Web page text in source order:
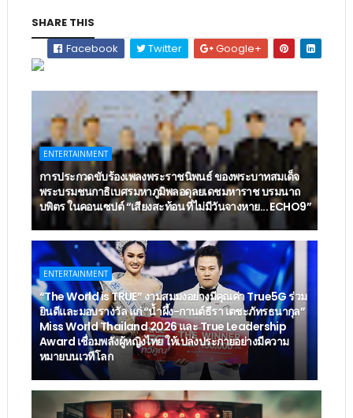
SHARE THIS
Facebook
Twitter Google+
ENTERTAINMENT
การประกวดขับร้องเพลงพระราชนิพนธ์ ของพระบาทสมเด็จ
พระบรมชนกาธิเบศรมหาภูมิพลอดุลยเดชมหาราช บรมนาถ
บพิตร ในคอนเซปต์ “เสียงสะท้อน ที่ไม่มีวันจางหาย... ECHO9”
ENTERTAINMENT
“The World is TRUE” งามสมมงอย่างมีคุณค่า True5G ร่วม
ยินดีและมอบรางวัล แก่ “น้ำผึ้ง-กานต์ธีรา เตชะภัทรธนากุล”
Miss World Thailand 2026 และ True Leadership
Award เชื่อมพลังผู้หญิงไทย ให้เปล่งประกายอย่างมีความ
หมายบนเวทีโลก